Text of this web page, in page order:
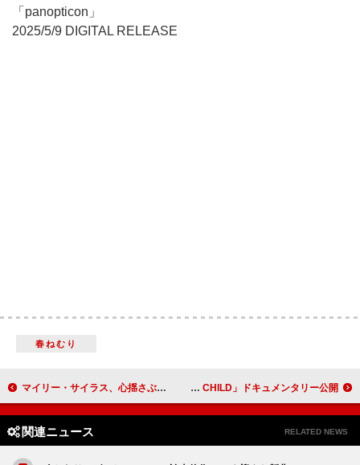
「panopticon」
2025/5/9 DIGITAL RELEASE
春ねむり
マイリー・サイラス、心揺さぶるバラード「モア・トゥー・ルーズ」公開 満島ひかり、自身が製作総指揮したMV「LOST CHILD」ドキュメンタリー公開
関連ニュース RELATED NEWS